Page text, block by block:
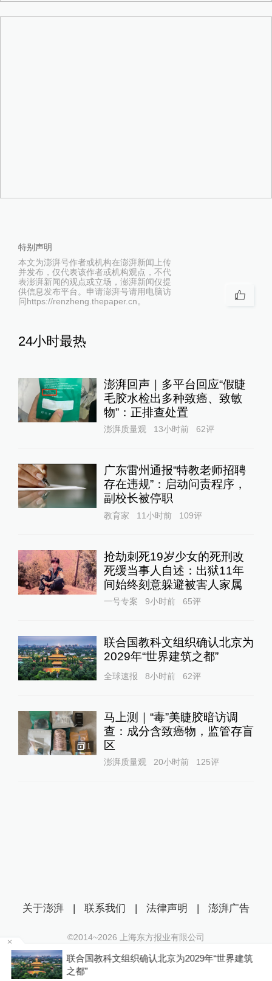
特别声明
本文为澎湃号作者或机构在澎湃新闻上传
并发布，仅代表该作者或机构观点，不代
表澎湃新闻的观点或立场，澎湃新闻仅提
供信息发布平台。申请澎湃号请用电脑访
问https://renzheng.thepaper.cn。
24小时最热
澎湃回声｜多平台回应“假睫
毛胶水检出多种致癌、致敏
物”：正排查处置
澎湃质量观 13小时前 62评
广东雷州通报“特教老师招聘
存在违规”：启动问责程序，
副校长被停职
教育家 11小时前 109评
抢劫刺死19岁少女的死刑改
死缓当事人自述：出狱11年
间始终刻意躲避被害人家属
一号专案 9小时前 65评
联合国教科文组织确认北京为
2029年“世界建筑之都”
全球速报 8小时前 62评
1
马上测｜“毒”美睫胶暗访调
查：成分含致癌物，监管存盲
区
澎湃质量观 20小时前 125评
联合国教科文组织确认北京为2029年“世界建筑
之都”
关于澎湃 | 联系我们 | 法律声明 | 澎湃广告
©2014~2026 上海东方报业有限公司
沪ICP证：沪B2-20170116 | 沪ICP备14003370号
互联网新闻信息服务许可证：31120170006